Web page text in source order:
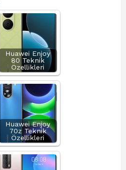
Huawei Enjoy
80 Teknik
Özellikleri
Huawei Enjoy
70z Teknik
Özellikleri